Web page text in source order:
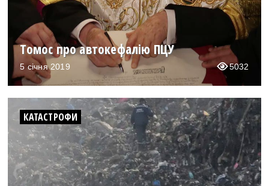
Томос про автокефалію ПЦУ
5 січня 2019 5032
КАТАСТРОФИ